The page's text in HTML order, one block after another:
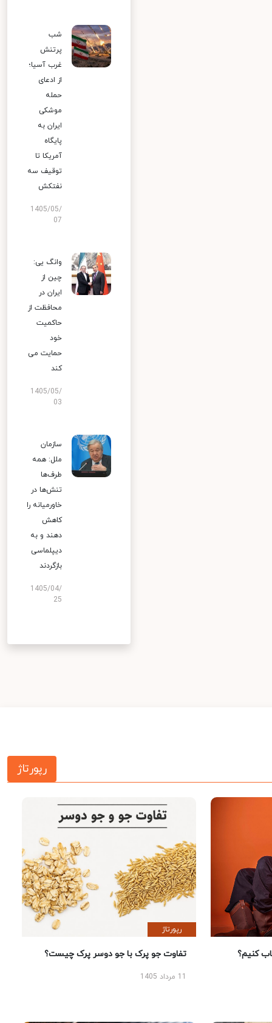
شب
پرتنش
غرب آسیا؛
از ادعای
حمله
موشکی
ایران به
پایگاه
آمریکا تا
توقیف سه
نفتکش
1405/05/
07
وانگ یی:
چین از
ایران در
محافظت از
حاکمیت
خود
حمایت می
کند
1405/05/
03
سازمان
ملل: همه
طرف‌ها
تنش‌ها در
خاورمیانه را
کاهش
دهند و به
دیپلماسی
بازگردند
1405/04/
25
رپورتاژ
کنیم؟
رپورتاژ
تفاوت جو پرک با جو دوسر پرک چیست؟